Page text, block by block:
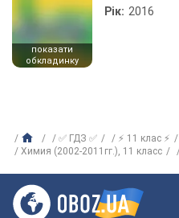
показати
обкладинку
Рік: 2016
✅ ГДЗ ✅ ⚡ 11 клас ⚡
Химия (2002-2011гг.), 11 класс